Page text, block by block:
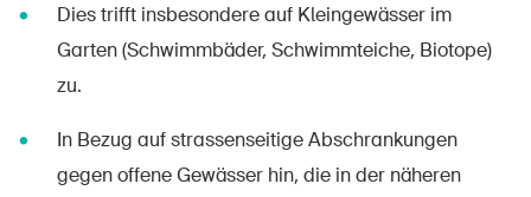
Dies trifft insbesondere auf Kleingewässer im
Garten (Schwimmbäder, Schwimmteiche, Biotope)
zu.
In Bezug auf strassenseitige Abschrankungen
gegen offene Gewässer hin, die in der näheren